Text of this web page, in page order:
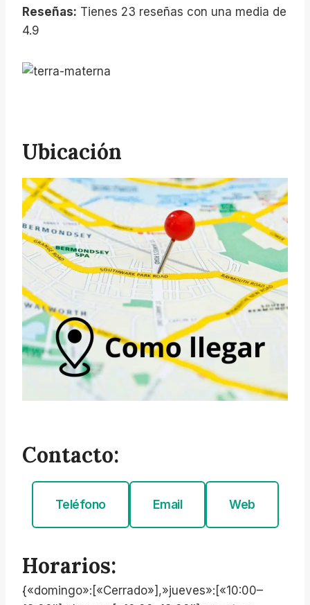
Reseñas: Tienes 23 reseñas con una media de
4.9
Ubicación
Contacto:
Teléfono Email Web
Horarios:
{«domingo»:[«Cerrado»],»jueves»:[«10:00–